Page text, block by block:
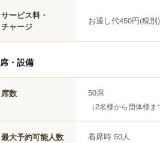
サービス料・
チャージ
お通し代450円(税別)
席・設備
席数 50席
（2名様から団体様
最大予約可能人数 着席時 50人